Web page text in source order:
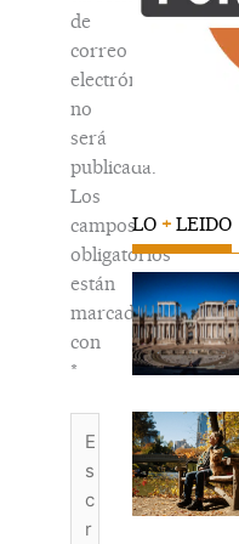
de
correo
electrónico
no
será
publicada.
Los
campos
obligatorios
están
marcados
con
*
aquí...
LO +LEIDO